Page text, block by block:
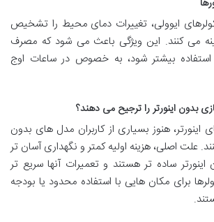
ایوولی، تغییرات دمای محیط را تشخیص
می کنند. این ویژگی باعث می شود که مصرف
استفاده بیشتر شود، به خصوص در ساعات اوج
بدون اینورتر را ترجیح می دهند؟
اینورتر، هنوز بسیاری از کاربران مدل های بدون
علت اصلی، هزینه اولیه کمتر و نگهداری آسان تر
ساده تر هستند و تعمیرات آنها سریع تر
برای مکان هایی با استفاده محدود یا بودجه